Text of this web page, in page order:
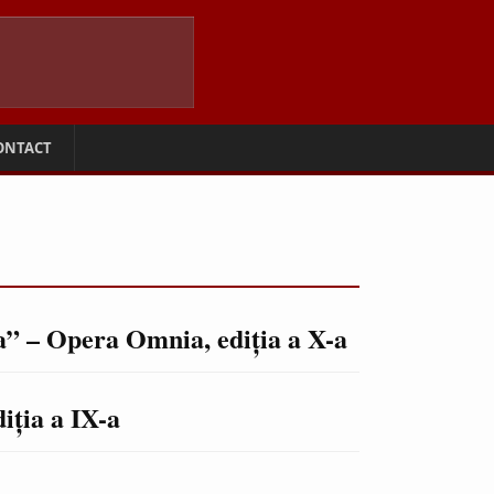
– Opera Omnia, ediţia a X-a
a IX-a